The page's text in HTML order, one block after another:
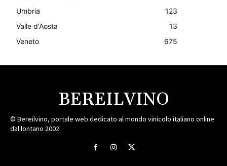
Umbria
123
Valle d'Aosta
13
Veneto
675
BEREILVINO
© Bereilvino, portale web dedicato al mondo vinicolo italiano online
dal lontano 2002.